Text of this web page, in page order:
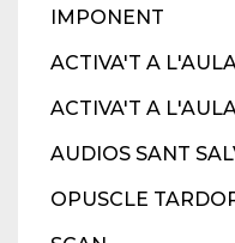
IMPONENT
ACTIVA'T A
ACTIVA'T A
AUDIOS SANT
OPUSCLE